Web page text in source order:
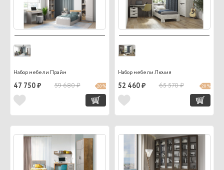
Набор мебели Прайм
47 750 ₽ 59 680 ₽ 20 %
Набор мебели Лючия
52 460 ₽ 65 570 ₽ 20 %